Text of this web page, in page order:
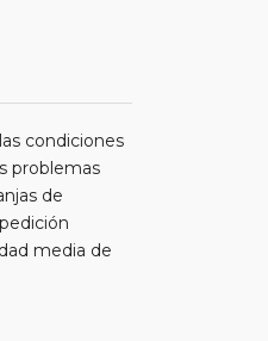
condiciones
problemas
de
media de